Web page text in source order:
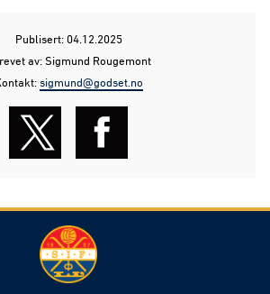
Publisert: 04.12.2025
av: Sigmund Rougemont
sigmund@godset.no